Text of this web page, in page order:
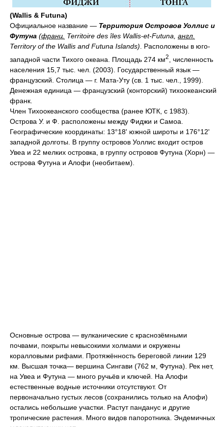
(Wallis & Futuna)
Официальное название — Территория Островов Уоллис и
Футуна (франц. Territoire des îles Wallis-et-Futuna, англ.
Territory of the Wallis and Futuna Islands) . Расположены в юго-
западной части Тихого океана. Площадь 274 км2
, численность
населения 15,7 тыс. чел. (2003). Государственный язык —
французский. Столица — г. Мата-Уту (св. 1 тыс. чел., 1999).
Денежная единица — французский (конторский) тихоокеанский
франк.
Член Тихоокеанского сообщества (ранее ЮТК, с 1983).
Острова У. и Ф. расположены между Фиджи и Самоа.
Географические координаты: 13°18' южной широты и 176°12'
западной долготы. В группу островов Уоллис входит остров
Увеа и 22 мелких островка, в группу островов Футуна (Хорн) —
острова Футуна и Алофи (необитаем).
Основные острова — вулканические с краснозёмными
почвами, покрыты невысокими холмами и окружены
коралловыми рифами. Протяжённость береговой линии 129
км. Высшая точка— вершина Сингави (762 м, Футуна). Рек нет,
на Увеа и Футуна — много ручьёв и ключей. На Алофи
естественные водные источники отсутствуют. От
первоначально густых лесов (сохранились только на Алофи)
остались небольшие участки. Растут панданус и другие
тропические растения. Много видов папоротника. Эндемичных